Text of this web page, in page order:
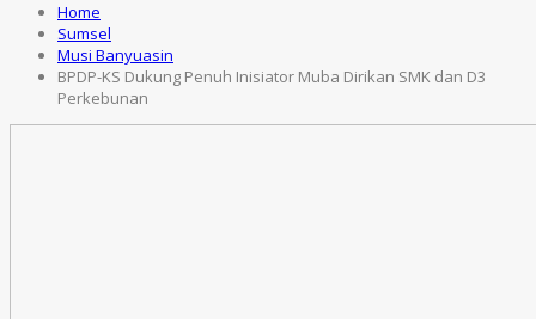
Home
Sumsel
Musi Banyuasin
BPDP-KS Dukung Penuh Inisiator Muba Dirikan SMK dan D3
Perkebunan